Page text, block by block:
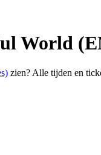
World
zien? Alle tijden en